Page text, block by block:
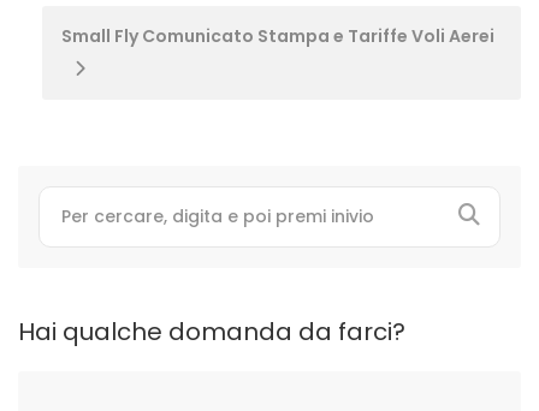
Small Fly Comunicato Stampa e Tariffe Voli Aerei
Hai qualche domanda da farci?